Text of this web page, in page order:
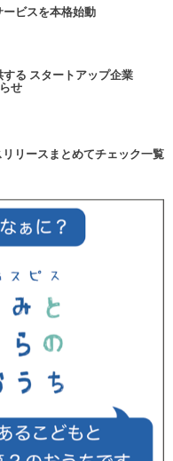
ビスを本格始動
する スタートアップ企業
せ
リリースまとめてチェック一覧